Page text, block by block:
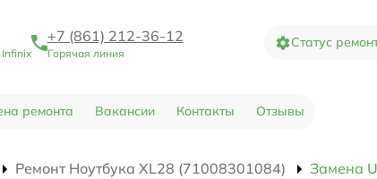
+7 (861) 212-36-12
Горячая линия
Статус
ремонта Вакансии Контакты Отзывы
Ремонт Ноутбука XL28 (71008301084) Замена